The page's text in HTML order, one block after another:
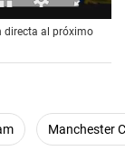
directa al próximo
Manchester